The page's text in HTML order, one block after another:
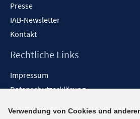
Presse
IAB-Newsletter
Kontakt
Rechtliche Links
Impressum
Datenschutzerklärung
Verwendung von Cookies und